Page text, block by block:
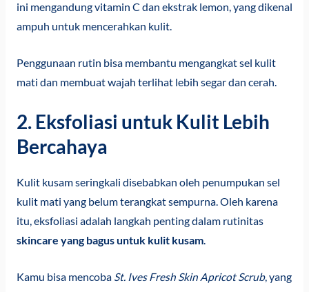
ini mengandung vitamin C dan ekstrak lemon, yang dikenal
ampuh untuk mencerahkan kulit.
Penggunaan rutin bisa membantu mengangkat sel kulit
mati dan membuat wajah terlihat lebih segar dan cerah.
2. Eksfoliasi untuk Kulit Lebih
Bercahaya
Kulit kusam seringkali disebabkan oleh penumpukan sel
kulit mati yang belum terangkat sempurna. Oleh karena
itu, eksfoliasi adalah langkah penting dalam rutinitas
skincare yang bagus untuk kulit kusam.
Kamu bisa mencoba St. Ives Fresh Skin Apricot Scrub, yang